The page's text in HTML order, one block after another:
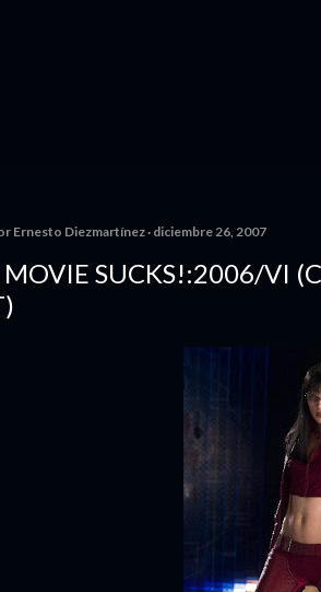
Ernesto Diezmartínez diciembre 26, 2007
SUCKS!:2006/VI